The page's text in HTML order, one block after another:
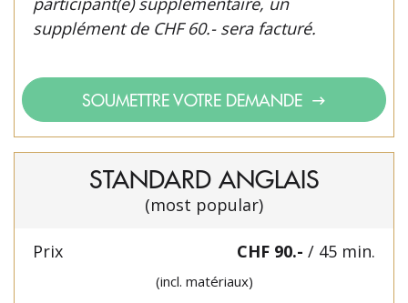
supplément de CHF 60.- sera facturé.
SOUMETTRE VOTRE DEMANDE
STANDARD ANGLAIS
(most popular)
Prix CHF 90.- / 45 min.
(incl. matériaux)